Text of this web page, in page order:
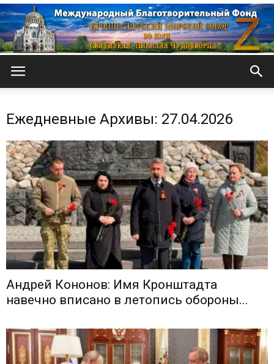
собор
Ежедневные Архивы: 27.04.2026
Андрей Кононов: Имя Кронштадта
навечно вписано в летопись обороны...